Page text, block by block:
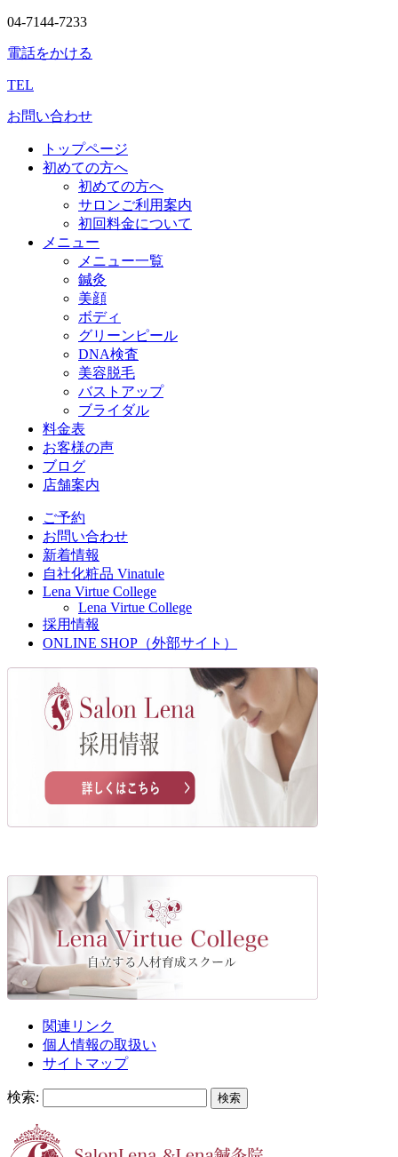
04-7144-7233
電話をかける
TEL
お問い合わせ
トップページ
初めての方へ
初めての方へ
サロンご利用案内
初回料金について
メニュー
メニュー一覧
鍼灸
美顔
ボディ
グリーンピール
DNA検査
美容脱毛
バストアップ
ブライダル
料金表
お客様の声
ブログ
店舗案内
ご予約
お問い合わせ
新着情報
自社化粧品 Vinatule
Lena Virtue College
Lena Virtue College
採用情報
ONLINE SHOP（外部サイト）
関連リンク
個人情報の取扱い
サイトマップ
検索: